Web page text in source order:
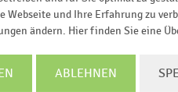
Euro40.001 bis 60.000 Euro60.001 bis
Webseite und Ihre Erfahrung zu
ändern. Hier finden Sie eine
ABLEHNEN